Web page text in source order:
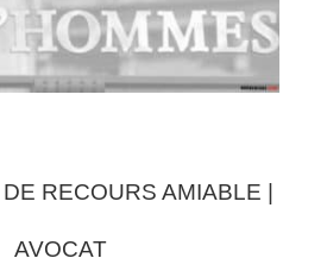
RECOURS AMIABLE |
AVOCAT